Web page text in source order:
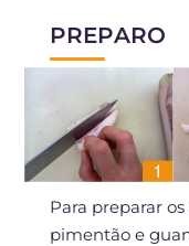
PREPARO
Para preparar
pimentão e